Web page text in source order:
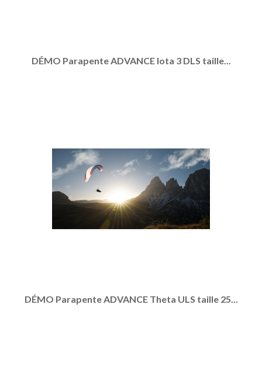
DÉMO Parapente ADVANCE Iota 3 DLS taille...
DÉMO Parapente ADVANCE Theta ULS taille 25...